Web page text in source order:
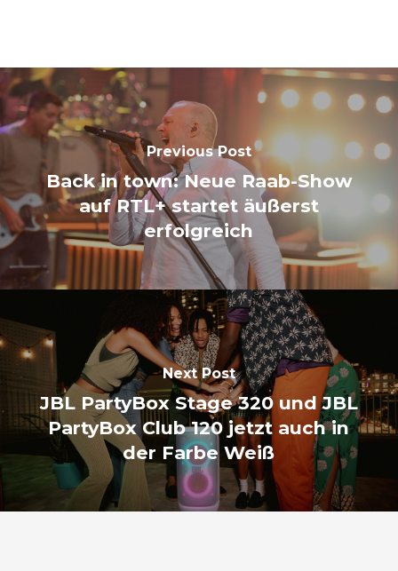
Previous Post
Back in town: Neue Raab-Show
auf RTL+ startet äußerst
erfolgreich
Next Post
JBL PartyBox Stage 320 und JBL
PartyBox Club 120 jetzt auch in
der Farbe Weiß